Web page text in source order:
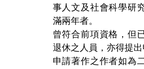
事人文及社會科學研
滿兩年者。
曾符合前項資格，但
退休之人員，亦得提出
申請著作之作者如為